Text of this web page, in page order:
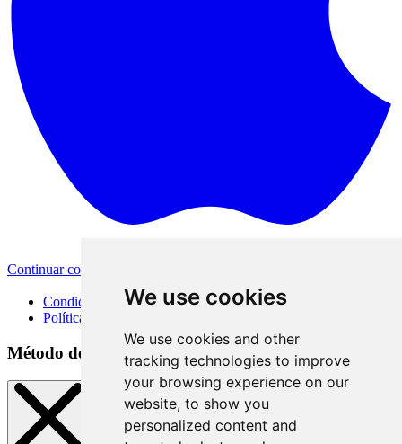
We use cookies
We use cookies and other
tracking technologies to improve
your browsing experience on our
website, to show you
personalized content and
Continuar con Apple
Condiciones de uso
Política de privacidad
Método de inicio de sesión